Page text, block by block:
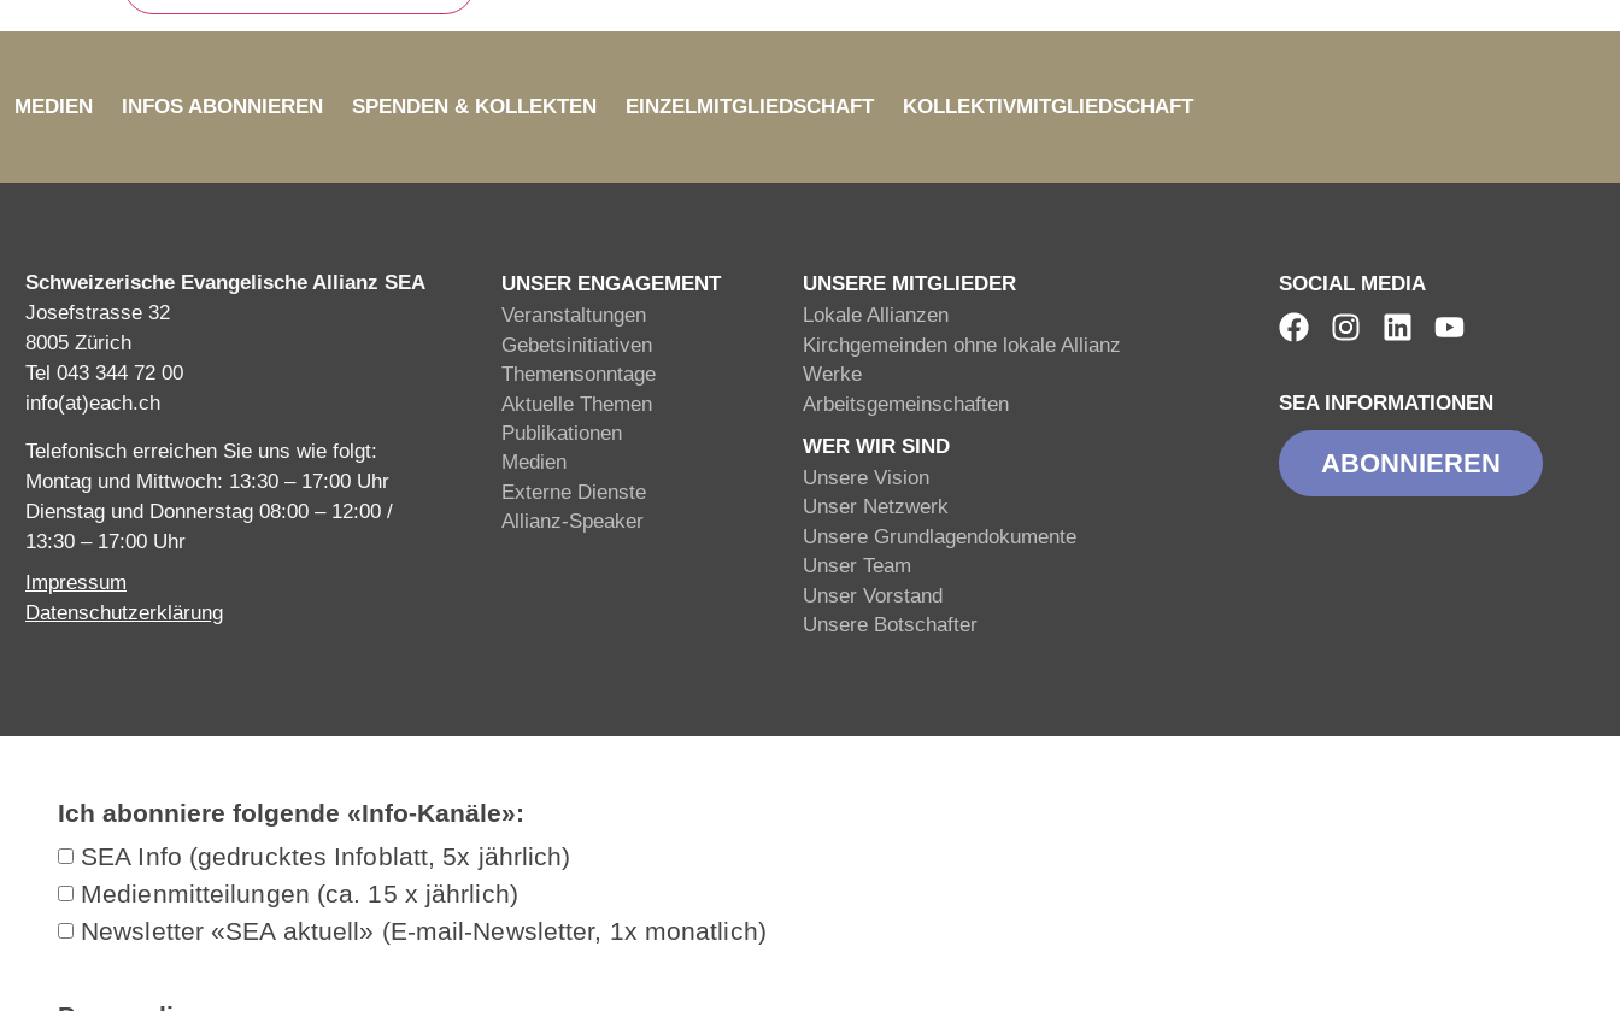
MEDIEN INFOS ABONNIEREN SPENDEN & KOLLEKTEN EINZELMITGLIEDSCHAFT KOLLEKTIVMITGLIEDSCHAFT
Schweizerische Evangelische Allianz SEA
Josefstrasse 32
8005 Zürich
Tel 043 344 72 00
info(at)each.ch
Telefonisch erreichen Sie uns wie folgt:
Montag und Mittwoch: 13:30 – 17:00 Uhr
Dienstag und Donnerstag 08:00 – 12:00 /
13:30 – 17:00 Uhr
Impressum
Datenschutzerklärung
UNSER ENGAGEMENT
Veranstaltungen
Gebetsinitiativen
Themensonntage
Aktuelle Themen
Publikationen
Medien
Externe Dienste
Allianz-Speaker
UNSERE MITGLIEDER
Lokale Allianzen
Kirchgemeinden ohne lokale Allianz
Werke
Arbeitsgemeinschaften
WER WIR SIND
Unsere Vision
Unser Netzwerk
Unsere Grundlagendokumente
Unser Team
Unser Vorstand
Unsere Botschafter
SOCIAL MEDIA
SEA INFORMATIONEN
ABONNIEREN
Ich abonniere folgende «Info-Kanäle»:
SEA Info (gedrucktes Infoblatt, 5x jährlich)
Medienmitteilungen (ca. 15 x jährlich)
Newsletter «SEA aktuell» (E-mail-Newsletter, 1x monatlich)